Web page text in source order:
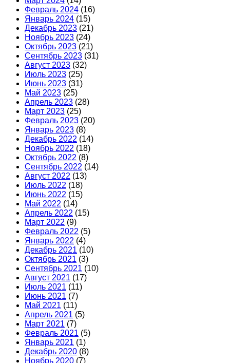
Февраль 2024 (16)
Январь 2024 (15)
Декабрь 2023 (21)
Ноябрь 2023 (24)
Октябрь 2023 (21)
Сентябрь 2023 (31)
Август 2023 (32)
Июль 2023 (25)
Июнь 2023 (31)
Май 2023 (25)
Апрель 2023 (28)
Март 2023 (25)
Февраль 2023 (20)
Январь 2023 (8)
Декабрь 2022 (14)
Ноябрь 2022 (18)
Октябрь 2022 (8)
Сентябрь 2022 (14)
Август 2022 (13)
Июль 2022 (18)
Июнь 2022 (15)
Май 2022 (14)
Апрель 2022 (15)
Март 2022 (9)
Февраль 2022 (5)
Январь 2022 (4)
Декабрь 2021 (10)
Октябрь 2021 (3)
Сентябрь 2021 (10)
Август 2021 (17)
Июль 2021 (11)
Июнь 2021 (7)
Май 2021 (11)
Апрель 2021 (5)
Март 2021 (7)
Февраль 2021 (5)
Январь 2021 (1)
Декабрь 2020 (8)
Ноябрь 2020 (7)